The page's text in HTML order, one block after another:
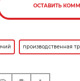
ОСТАВИТЬ
производственная